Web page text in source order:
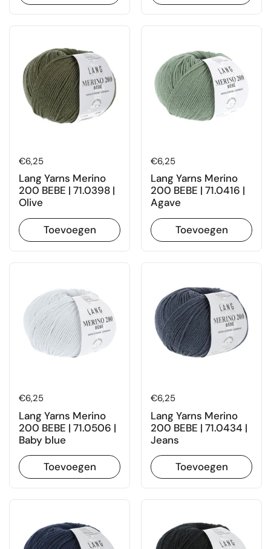
Prijs:
€6,25
Lang Yarns Merino
200 BEBE | 71.0398 |
Olive
Toevoegen
Prijs:
€6,25
Lang Yarns Merino
200 BEBE | 71.0416 |
Agave
Toevoegen
Prijs:
€6,25
Lang Yarns Merino
200 BEBE | 71.0506 |
Baby blue
Toevoegen
Prijs:
€6,25
Lang Yarns Merino
200 BEBE | 71.0434 |
Jeans
Toevoegen